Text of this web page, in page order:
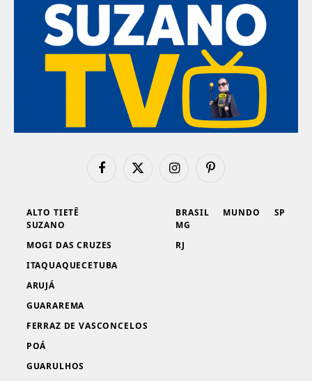
FacebookX
InstagramPinterest
ALTO TIETÊ
SUZANO
MOGI DAS CRUZES
ITAQUAQUECETUBA
ARUJÁ
GUARAREMA
FERRAZ DE VASCONCELOS
POÁ
GUARULHOS
BRASIL
MG
RJ
MUNDO SP